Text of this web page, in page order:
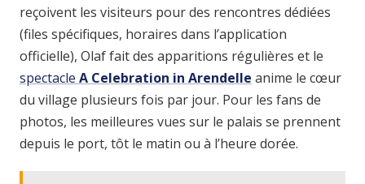
reçoivent les visiteurs pour des rencontres dédiées
(files spécifiques, horaires dans l’application
officielle), Olaf fait des apparitions régulières et le
spectacle A Celebration in Arendelle anime le cœur
du village plusieurs fois par jour. Pour les fans de
photos, les meilleures vues sur le palais se prennent
depuis le port, tôt le matin ou à l’heure dorée.